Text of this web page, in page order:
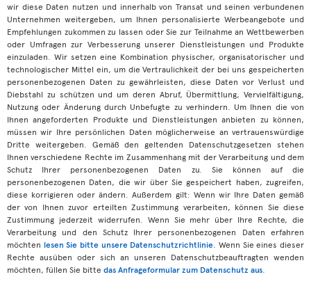
wir diese Daten nutzen und innerhalb von Transat und seinen verbundenen
Unternehmen weitergeben, um Ihnen personalisierte Werbeangebote und
Empfehlungen zukommen zu lassen oder Sie zur Teilnahme an Wettbewerben
oder Umfragen zur Verbesserung unserer Dienstleistungen und Produkte
einzuladen. Wir setzen eine Kombination physischer, organisatorischer und
technologischer Mittel ein, um die Vertraulichkeit der bei uns gespeicherten
personenbezogenen Daten zu gewährleisten, diese Daten vor Verlust und
Diebstahl zu schützen und um deren Abruf, Übermittlung, Vervielfältigung,
Nutzung oder Änderung durch Unbefugte zu verhindern. Um Ihnen die von
Ihnen angeforderten Produkte und Dienstleistungen anbieten zu können,
müssen wir Ihre persönlichen Daten möglicherweise an vertrauenswürdige
Dritte weitergeben. Gemäß den geltenden Datenschutzgesetzen stehen
Ihnen verschiedene Rechte im Zusammenhang mit der Verarbeitung und dem
Schutz Ihrer personenbezogenen Daten zu. Sie können auf die
personenbezogenen Daten, die wir über Sie gespeichert haben, zugreifen,
diese korrigieren oder ändern. Außerdem gilt: Wenn wir Ihre Daten gemäß
der von Ihnen zuvor erteilten Zustimmung verarbeiten, können Sie diese
Zustimmung jederzeit widerrufen. Wenn Sie mehr über Ihre Rechte, die
Verarbeitung und den Schutz Ihrer personenbezogenen Daten erfahren
möchten lesen Sie bitte unsere Datenschutzrichtlinie . Wenn Sie eines dieser
Rechte ausüben oder sich an unseren Datenschutzbeauftragten wenden
möchten, füllen Sie bitte das Anfrageformular zum Datenschutz aus